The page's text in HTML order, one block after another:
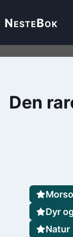
NesteBok
Den
Dyr
Natur